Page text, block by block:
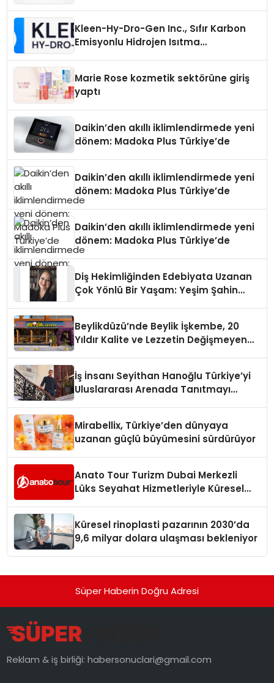
Kleen-Hy-Dro-Gen Inc., Sıfır Karbon
Emisyonlu Hidrojen Isıtma
Marie Rose kozmetik sektörüne giriş
yaptı
Daikin’den akıllı iklimlendirmede yeni
dönem: Madoka Plus Türkiye’de
Daikin’den akıllı iklimlendirmede yeni
dönem: Madoka Plus Türkiye’de
Daikin’den akıllı iklimlendirmede yeni
dönem: Madoka Plus Türkiye’de
Diş Hekimliğinden Edebiyata Uzanan
Çok Yönlü Bir Yaşam: Yeşim Şahin
Beylikdüzü’nde Beylik İşkembe, 20
Yıldır Kalite ve Lezzetin Değişmeyen
İş İnsanı Seyithan Hanoğlu Türkiye’yi
Uluslararası Arenada Tanıtmayı
Mirabellix, Türkiye’den dünyaya
uzanan güçlü büyümesini sürdürüyor
Anato Tour Turizm Dubai Merkezli
Lüks Seyahat Hizmetleriyle Küresel
Küresel rinoplasti pazarının 2030’da
9,6 milyar dolara ulaşması bekleniyor
Süper Haberin Doğru Adresi
Reklam & iş birliği:habersonuclari@gmail.com